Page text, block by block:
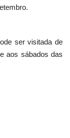
ser visitada de
aos sábados das